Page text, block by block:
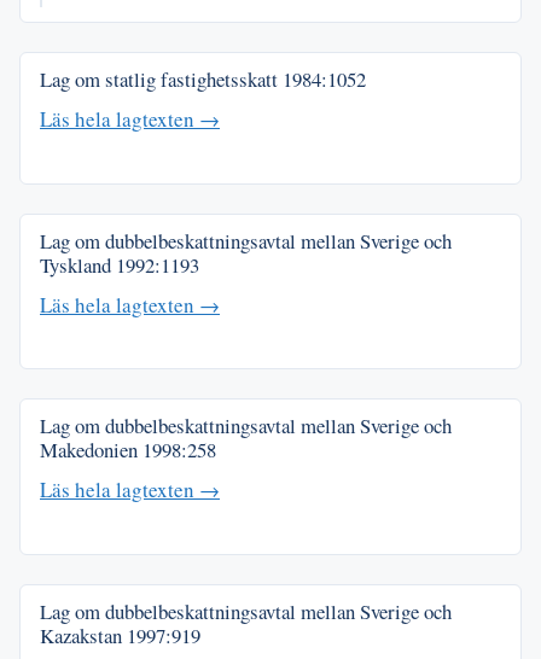
Lag om statlig fastighetsskatt 1984:1052
Läs hela lagtexten →
Lag om dubbelbeskattningsavtal mellan Sverige och
Tyskland 1992:1193
Läs hela lagtexten →
Lag om dubbelbeskattningsavtal mellan Sverige och
Makedonien 1998:258
Läs hela lagtexten →
Lag om dubbelbeskattningsavtal mellan Sverige och
Kazakstan 1997:919